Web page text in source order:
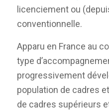
licenciement ou
conventionnelle.
Apparu en France au
type
progressivement
population de cadres
de cadres supérieurs